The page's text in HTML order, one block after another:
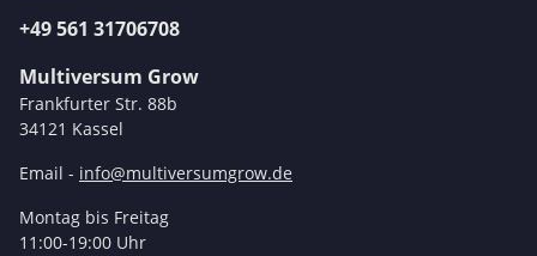
+49 561 31706708
Multiversum Grow
Frankfurter Str. 88b
34121 Kassel
Email - info@multiversumgrow.de
Montag bis Freitag
11:00-19:00 Uhr